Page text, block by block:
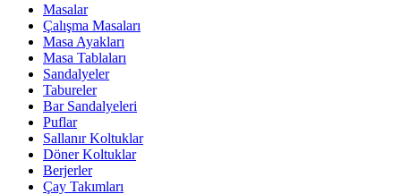
Masalar
Çalışma Masaları
Masa Ayakları
Masa Tablaları
Sandalyeler
Tabureler
Bar Sandalyeleri
Puflar
Sallanır Koltuklar
Döner Koltuklar
Berjerler
Çay Takımları